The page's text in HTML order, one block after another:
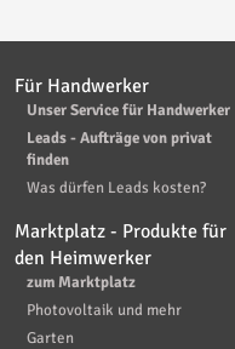
Für Handwerker
Unser Service für Handwerker
Leads - Aufträge von privat
finden
Was dürfen Leads kosten?
Marktplatz - Produkte für
den Heimwerker
zum Marktplatz
Photovoltaik und mehr
Garten